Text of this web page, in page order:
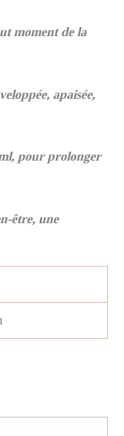
moment de la
apaisée,
pour prolonger
être, une